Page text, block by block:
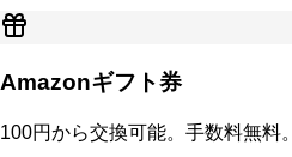
Amazonギフト券
100円から交換可能。手数料無料。